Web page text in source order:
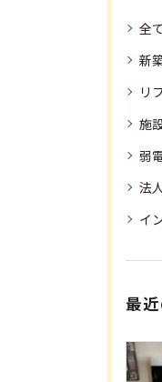
全
新
リ
施
弱
法
イ
最